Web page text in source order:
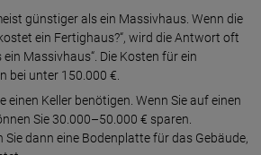
günstiger als ein Massivhaus. Wenn die
ein Fertighaus?“, wird die Antwort oft
ein Massivhaus“. Die Kosten für ein
bei unter 150.000 €.
einen Keller benötigen. Wenn Sie auf einen
Sie 30.000–50.000 € sparen.
Sie dann eine Bodenplatte für das Gebäude,